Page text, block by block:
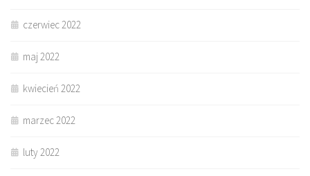
czerwiec 2022
maj 2022
kwiecień 2022
marzec 2022
luty 2022